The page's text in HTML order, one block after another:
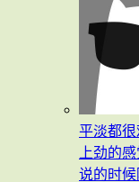
平淡都
上劲的
说的时